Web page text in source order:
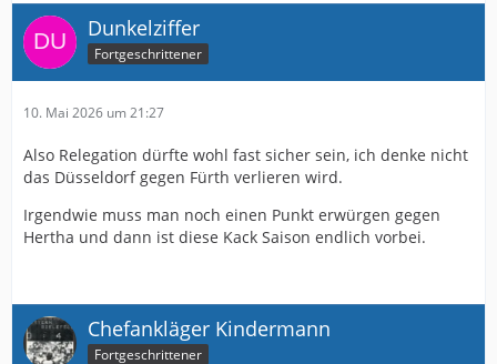
Dunkelziffer
Fortgeschrittener
10. Mai 2026 um 21:27
Also Relegation dürfte wohl fast sicher sein, ich denke nicht
das Düsseldorf gegen Fürth verlieren wird.
Irgendwie muss man noch einen Punkt erwürgen gegen
Hertha und dann ist diese Kack Saison endlich vorbei.
Chefankläger Kindermann
Fortgeschrittener